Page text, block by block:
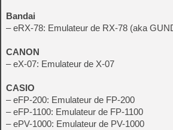
Bandai
– eRX-78: Emulateur de RX-78 (aka
CANON
– eX-07: Emulateur de X-07
CASIO
– eFP-200: Emulateur de FP-200
– eFP-1100: Emulateur de FP-1100
– ePV-1000: Emulateur de PV-1000